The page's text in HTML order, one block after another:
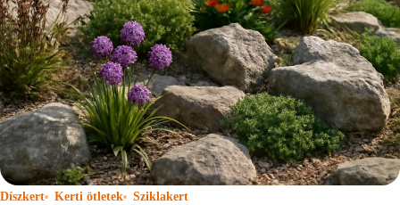
Díszkert Kerti ötletek Sziklakert